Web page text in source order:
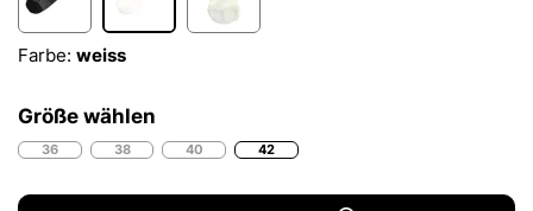
Farbe: weiss
Größe wählen
36 38 40 42